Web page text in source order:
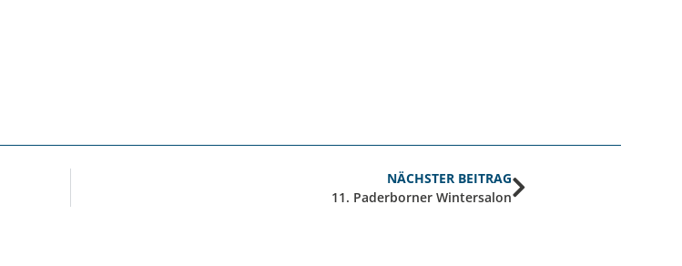
NÄCHSTER BEITRAG
11. Paderborner Wintersalon